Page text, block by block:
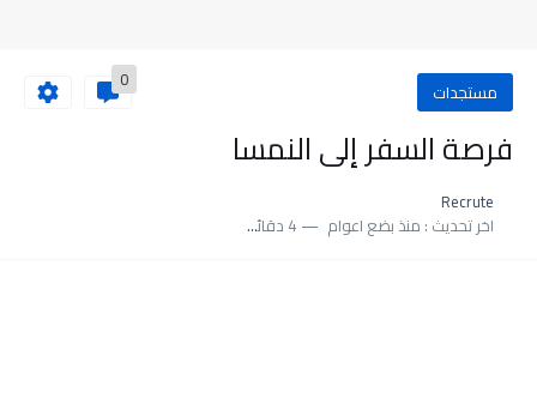
مستجدات 0
فرصة السفر إلى النمسا
Recrute
اخر تحديث : منذ بضع اعوام 4 دقائق للقراءة